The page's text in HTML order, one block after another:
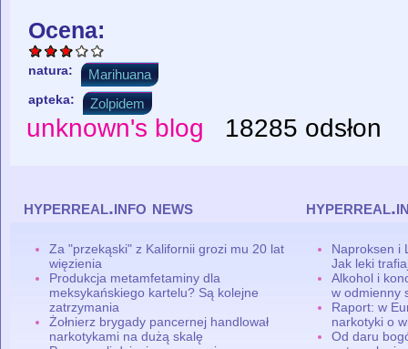
Ocena:
natura: Marihuana
apteka: Zolpidem
unknown's blog 18285 odsłon
hyperreal.info news
Za "przekąski" z Kalifornii grozi mu 20 lat
więzienia
Produkcja metamfetaminy dla
meksykańskiego kartelu? Są kolejne
zatrzymania
Żołnierz brygady pancernej handlował
narkotykami na dużą skalę
Naproksen i
Jak leki
Alkohol i
w odmienny
Raport: w
narkotyki o
Od daru